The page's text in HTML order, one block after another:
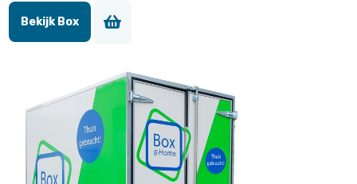
Bekijk Box